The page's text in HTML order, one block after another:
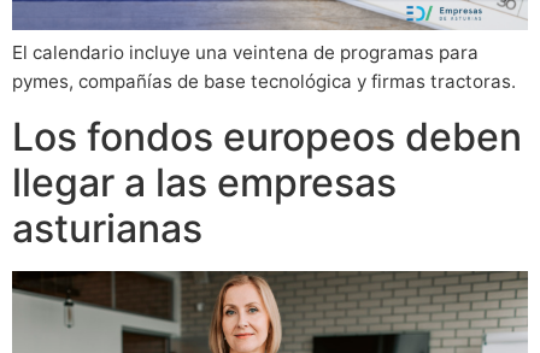
El calendario incluye una veintena de programas para
pymes, compañías de base tecnológica y firmas tractoras.
Los fondos europeos deben
llegar a las empresas
asturianas